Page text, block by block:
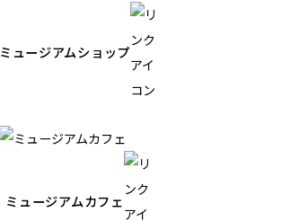
ミュージアムショップ
ミュージアムカフェ